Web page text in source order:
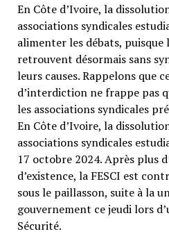
En Côte d’Ivoire, la
associations syndicales
alimenter les débats, puisque
retrouvent désormais sans
leurs causes. Rappelons que
d’interdiction ne frappe pas
les associations syndicales
En Côte d’Ivoire, la
associations syndicales
17 octobre 2024. Après plus
d’existence, la FESCI est
sous le paillasson, suite à la
gouvernement ce jeudi lors
Sécurité.